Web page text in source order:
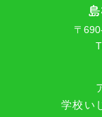
〒
学校い